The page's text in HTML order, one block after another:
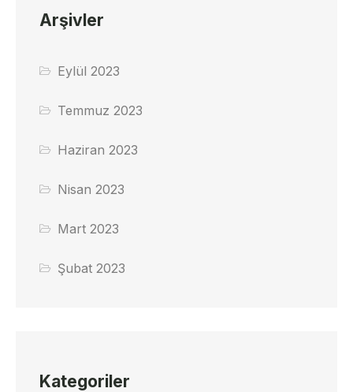
Arşivler
Eylül 2023
Temmuz 2023
Haziran 2023
Nisan 2023
Mart 2023
Şubat 2023
Kategoriler